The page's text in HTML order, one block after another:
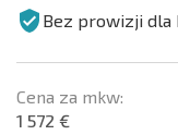
Bez prowizji dla
Cena za mkw:
1 572 €